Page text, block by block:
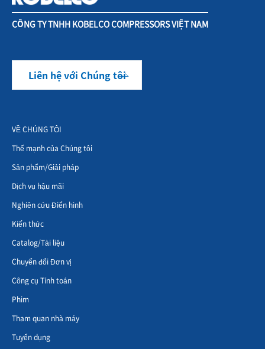
CÔNG TY TNHH KOBELCO COMPRESSORS VIỆT NAM
Liên hệ với Chúng tôi
VỀ CHÚNG TÔI
Thế mạnh của Chúng tôi
Sản phẩm/Giải pháp
Dịch vụ hậu mãi
Nghiên cứu Điển hình
Kiến thức
Catalog/Tài liệu
Chuyển đổi Đơn vị
Công cụ Tính toán
Phim
Tham quan nhà máy
Tuyển dụng